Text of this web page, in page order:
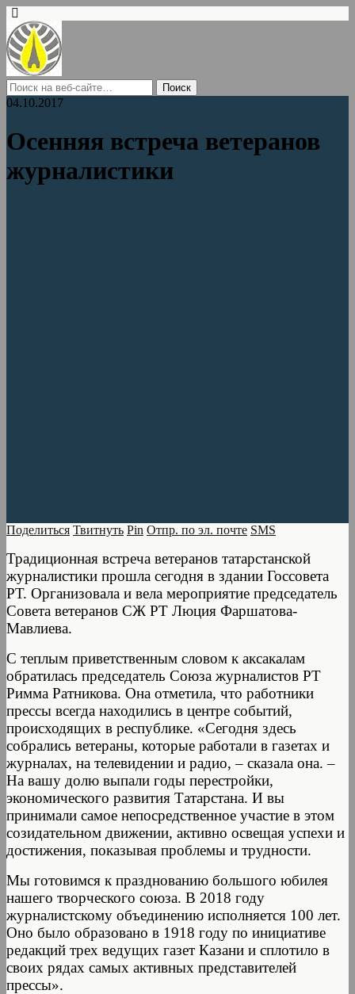
04.10.2017
Осенняя встреча ветеранов
журналистики
Поделиться Твитнуть Pin Отпр. по эл. почте SMS
Традиционная встреча ветеранов татарстанской
журналистики прошла сегодня в здании Госсовета
РТ. Организовала и вела мероприятие председатель
Совета ветеранов СЖ РТ Люция Фаршатова-
Мавлиева.
С теплым приветственным словом к аксакалам
обратилась председатель Союза журналистов РТ
Римма Ратникова. Она отметила, что работники
прессы всегда находились в центре событий,
происходящих в республике. «Сегодня здесь
собрались ветераны, которые работали в газетах и
журналах, на телевидении и радио, – сказала она. –
На вашу долю выпали годы перестройки,
экономического развития Татарстана. И вы
принимали самое непосредственное участие в этом
созидательном движении, активно освещая успехи и
достижения, показывая проблемы и трудности.
Мы готовимся к празднованию большого юбилея
нашего творческого союза. В 2018 году
журналистскому объединению исполняется 100 лет.
Оно было образовано в 1918 году по инициативе
редакций трех ведущих газет Казани и сплотило в
своих рядах самых активных представителей
прессы».